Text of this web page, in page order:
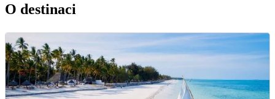
O destinaci